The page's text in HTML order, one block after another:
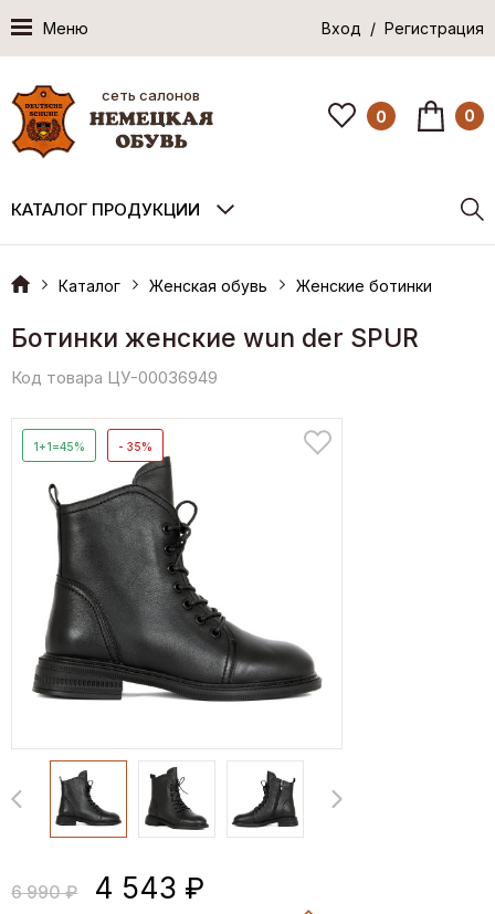
Меню Вход / Регистрация
сеть салонов
0 0
КАТАЛОГ ПРОДУКЦИИ
Каталог Женская обувь Женские ботинки
Ботинки женские wun der SPUR
Код товара ЦУ-00036949
1+1=45% - 35%
6 990 ₽ 4 543 ₽